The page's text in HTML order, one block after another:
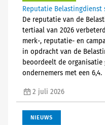
Reputatie
De reputatie van de
tertiaal van 2026
merk-, reputatie- en
in opdracht van de
beoordeelt de organisatie
ondernemers met een 6,4.
2 juli 2026
NIEUWS